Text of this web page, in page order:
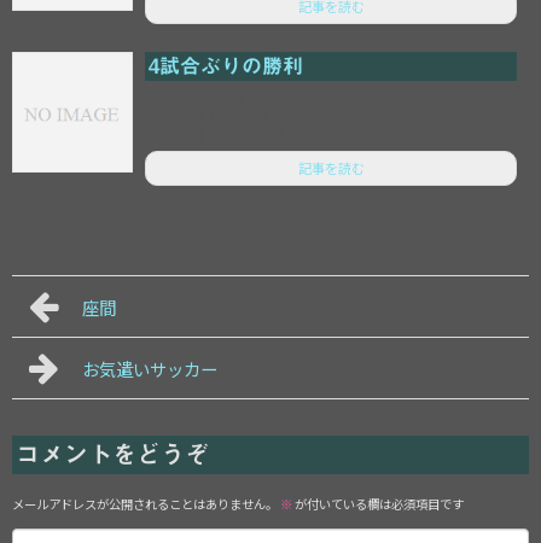
記事を読む
4試合ぶりの勝利
記事を読む
座間
お気遣いサッカー
コメントをどうぞ
メールアドレスが公開されることはありません。 ※ が付いている欄は必須項目です